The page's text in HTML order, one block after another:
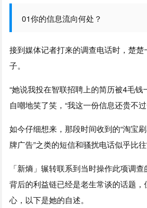
01你的信息流向何处？
接到媒体记者打来的调查电话时，楚
子。
“她说我投在智联招聘上的简历被4毛钱
自嘲地笑了笑，“我这一份信息还贵不
如今仔细想来，那段时间收到的“淘宝
牌广告”之类的短信和骚扰电话似乎比往
「新熵」辗转联系到当时操作此项调
背后的利益链已经是老生常谈的话题
心，以下是她的自述。